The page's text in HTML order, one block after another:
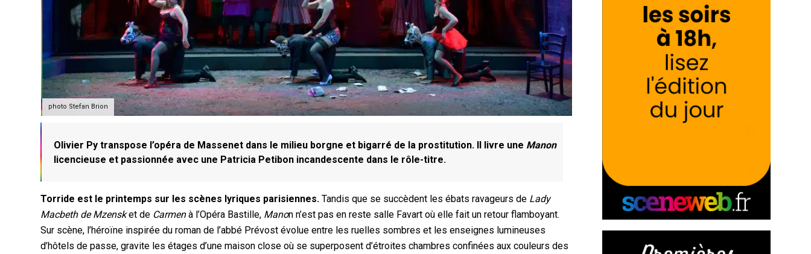
photo Stefan Brion
Olivier Py transpose l’opéra de Massenet dans le milieu borgne et bigarré de la prostitution. Il livre une Manon
licencieuse et passionnée avec une Patricia Petibon incandescente dans le rôle-titre.
Torride est le printemps sur les scènes lyriques parisiennes. Tandis que se succèdent les ébats ravageurs de Lady
Macbeth de Mzensket de Carmenà l’Opéra Bastille, Manon n’est pas en reste salle Favart où elle fait un retour flamboyant.
Sur scène, l’héroïne inspirée du roman de l’abbé Prévost évolue entre les ruelles sombres et les enseignes lumineuses
d’hôtels de passe, gravite les étages d’une maison close où se superposent d’étroites chambres confinées aux couleurs des